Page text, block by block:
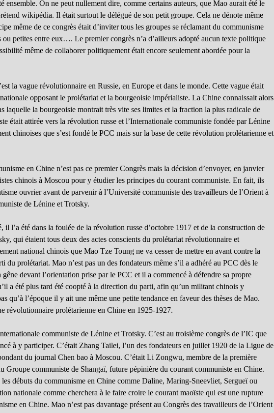
ensemble. On ne peut nullement dire, comme certains auteurs, que Mao aurait été le
wikipédia. Il était surtout le délégué de son petit groupe. Cela ne dénote même
même de ce congrès était d’inviter tous les groupes se réclamant du communisme
ou petites entre eux…. Le premier congrès n’a d’ailleurs adopté aucun texte politique
même de collaborer politiquement était encore seulement abordée pour la
la vague révolutionnaire en Russie, en Europe et dans le monde. Cette vague était
opposant le prolétariat et la bourgeoisie impérialiste. La Chine connaissait alors
laquelle la bourgeoisie montrait très vite ses limites et la fraction la plus radicale de
était attirée vers la révolution russe et l’Internationale communiste fondée par Lénine
chinoises que s’est fondé le PCC mais sur la base de cette révolution prolétarienne et
en Chine n’est pas ce premier Congrès mais la décision d’envoyer, en janvier
chinois à Moscou pour y étudier les principes du courant communiste. En fait, ils
ouvrier avant de parvenir à l’Université communiste des travailleurs de l’Orient à
de Lénine et Trotsky.
l’a été dans la foulée de la révolution russe d’octobre 1917 et de la construction de
qui étaient tous deux des actes conscients du prolétariat révolutionnaire et
national chinois que Mao Tze Toung ne va cesser de mettre en avant contre la
prolétariat. Mao n’est pas un des fondateurs même s’il a adhéré au PCC dès le
devant l’orientation prise par le PCC et il a commencé à défendre sa propre
a été plus tard été coopté à la direction du parti, afin qu’un militant chinois y
qu’à l’époque il y ait une même une petite tendance en faveur des thèses de Mao.
révolutionnaire prolétarienne en Chine en 1925-1927.
communiste de Lénine et Trotsky. C’est au troisième congrès de l’IC que
à y participer. C’était Zhang Tailei, l’un des fondateurs en juillet 1920 de la Ligue de
du journal Chen bao à Moscou. C’était Li Zongwu, membre de la première
Groupe communiste de Shangaï, future pépinière du courant communiste en Chine.
débuts du communisme en Chine comme Daline, Maring-Sneevliet, Sergueï ou
nationale comme cherchera à le faire croire le courant maoïste qui est une rupture
en Chine. Mao n’est pas davantage présent au Congrès des travailleurs de l’Orient